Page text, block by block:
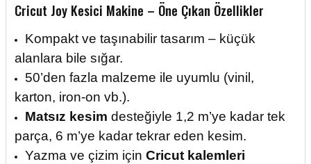
Cricut Joy Kesici Makine – Öne Çıkan Özellikler
Kompakt ve taşınabilir tasarım – küçük
alanlara bile sığar.
50’den fazla malzeme ile uyumlu (vinil,
karton, iron-on vb.).
Matsız kesim desteğiyle 1,2 m’ye kadar tek
parça, 6 m’ye kadar tekrar eden kesim.
Yazma ve çizim içinCricut kalemleri